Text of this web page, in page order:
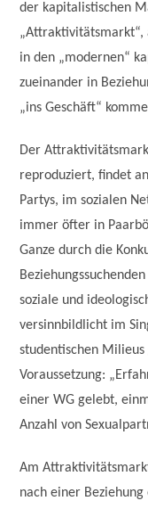
der kapitalistischen
in den „modernen“
zueinander in
„ins Geschäft“
Der
reproduziert, findet
Partys, im sozialen
immer öfter in
Ganze durch die
soziale und
versinnbildlicht im
studentischen
Voraussetzung:
einer WG gelebt,
Anzahl von
Am
nach einer